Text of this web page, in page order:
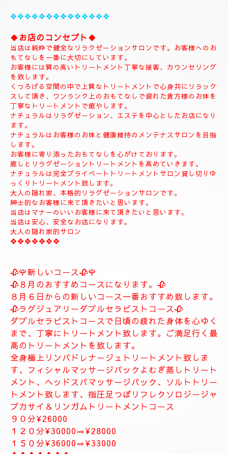
クレジットカードは使えません。
❖❖❖❖❖❖❖❖❖❖❖❖❖❖
🍀お店のコンセプト🍀
当店は純粋で健全なリラクゼーションサロンです。お客様へのお
もてなしを一番に大切にしています。
お客様には質の高いトリートメント丁寧な接客、カウンセリング
を致します。
くつろげる空間の中で上質なトリートメントで心身共にリラック
スして頂き、ワンランク上のおもてなしで疲れた貴方様のお体を
丁寧なトリートメントで癒やします。
ナチュラルはリラグゼーション、エステを中心としたお店になり
ます。
ナチュラルはお客様のお体と健康維持のメンテナスサロンを目指
します。
お客様に寄り添ったおもてなしを心がけております。
癒しとリラグゼーショントリートメントを高めていきます。
ナチュラルは完全プライベートトリートメントサロン貸し切りゆ
っくりトリートメント致します。
大人の隠れ家、本格的リラグゼーションサロンです。
紳士的なお客様に来て頂きたいと思います。
当店はマナーのいいお客様に来て頂きたいと思います。
当店は安心、安全なお店になります。
🥀🌹新しいコース🥀🌹
🥀８月のおすすめコースになります。🥀
８月６日からの新しいコース一番おすすめ致します。
🥀ラグジュアリーダブルセラピストコース🥀
ダブルセラピストコースで日頃の疲れた身体を心ゆく
まで、丁寧にトリートメント致します。ご満足行く最
高のトリートメントを致します。
全身極上リンパドレナージュトリートメント致しま
す、フィシャルマッサージパックよむぎ蒸しトリート
メント、ヘッドスパマッサージパック、ソルトトリー
トメント致します、指圧足つぼリフレクソロジージャ
プカサイ＆リンガムトリートメントコース
９０分¥26000
１２０分¥30000⇒¥28000